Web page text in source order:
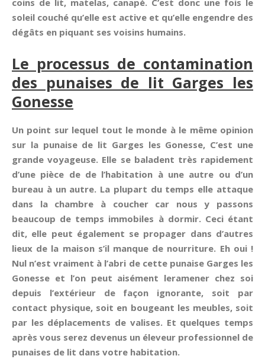
coins de lit, matelas, canapé. C’est donc une fois le
soleil couché qu’elle est active et qu’elle engendre des
dégâts en piquant ses voisins humains.
Le processus de contamination
des punaises de lit Garges les
Gonesse
Un point sur lequel tout le monde à le même opinion
sur la punaise de lit Garges les Gonesse, C’est une
grande voyageuse. Elle se baladent très rapidement
d’une pièce de de l’habitation à une autre ou d’un
bureau à un autre. La plupart du temps elle attaque
dans la chambre à coucher car nous y passons
beaucoup de temps immobiles à dormir. Ceci étant
dit, elle peut également se propager dans d’autres
lieux de la maison s’il manque de nourriture. Eh oui !
Nul n’est vraiment à l’abri de cette punaise Garges les
Gonesse et l’on peut aisément leramener chez soi
depuis l’extérieur de façon ignorante, soit par
contact physique, soit en bougeant les meubles, soit
par les déplacements de valises. Et quelques temps
après vous serez devenus un éleveur professionnel de
punaises de lit dans votre habitation.